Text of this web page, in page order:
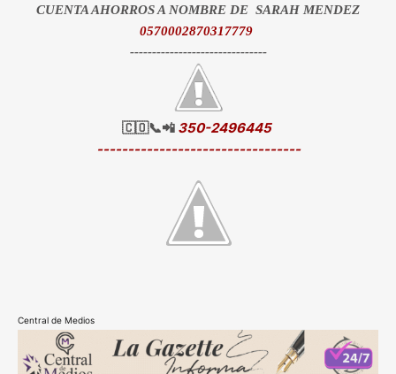
CUENTA AHORROS A NOMBRE DE SARAH MENDEZ
0570002870317779
-------------------------------
🇨🇴📞📲 350-2496445
---------------------------------
Central de Medios